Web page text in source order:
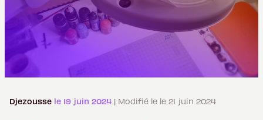
Djezousse le 19 juin 2024 | Modifié le le 21 juin 2024